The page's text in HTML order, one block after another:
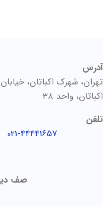
آدرس
تهران، شهرک اکباتان،
اکباتان، واحد 38
تلفن
021-44441657
صف